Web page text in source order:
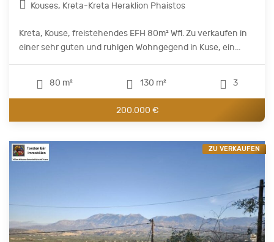
Kouses, Kreta-Kreta Heraklion Phaistos
Kreta, Kouse, freistehendes EFH 80m² Wfl. Zu verkaufen in
einer sehr guten und ruhigen Wohngegend in Kuse, ein...
80 m² 130 m² 3
200.000 €
ZU VERKAUFEN